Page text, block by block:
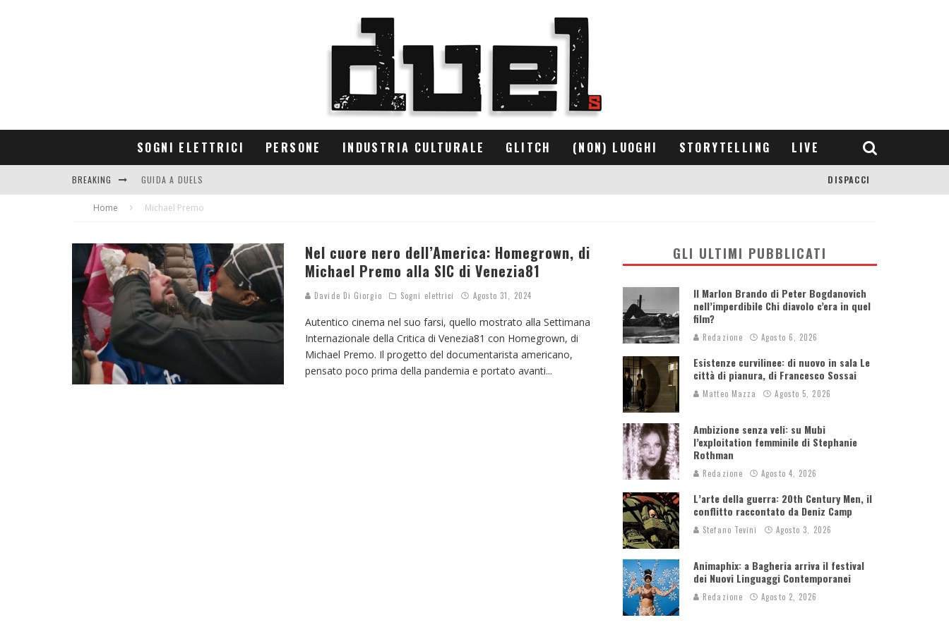
SOGNI ELETTRICI PERSONE INDUSTRIA CULTURALE GLITCH (NON) LUOGHI STORYTELLING LIVE
BREAKING GUIDA A DUELS
CONTRIBUTORS
DISPACCI
Home Michael Premo
Nel cuore nero dell’America: Homegrown, di
Michael Premo alla SIC di Venezia81
Davide Di Giorgio Sogni elettrici Agosto 31, 2024
Autentico cinema nel suo farsi, quello mostrato alla Settimana
Internazionale della Critica di Venezia81 con Homegrown, di
Michael Premo. Il progetto del documentarista americano,
pensato poco prima della pandemia e portato avanti...
GLI ULTIMI PUBBLICATI
Il Marlon Brando di Peter Bogdanovich
nell’imperdibile Chi diavolo c’era in quel
film?
Redazione Agosto 6, 2026
Esistenze curvilinee: di nuovo in sala Le
città di pianura, di Francesco Sossai
Matteo Mazza Agosto 5, 2026
Ambizione senza veli: su Mubi
l’exploitation femminile di Stephanie
Rothman
Redazione Agosto 4, 2026
L’arte della guerra: 20th Century Men, il
conflitto raccontato da Deniz Camp
Stefano Tevini Agosto 3, 2026
Animaphix: a Bagheria arriva il festival
dei Nuovi Linguaggi Contemporanei
Redazione Agosto 2, 2026